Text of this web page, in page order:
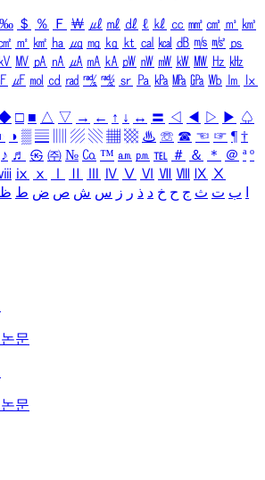
‰ ＄ ％ Ｆ ￦ ㎕ ㎖ ㎗ ℓ ㎘ ㏄ ㎣ ㎤ ㎥ ㎦
㎡ ㎢ ㏊ ㎍ ㎎ ㎏ ㏏ ㎈ ㎉ ㏈ ㎧ ㎨ ㎰
㎸ ㎹ ㎀ ㎁ ㎂ ㎃ ㎄ ㎺ ㎻ ㎽ ㎾ ㎿ ㎐ ㎑
㎌ ㏖ ㏅ ㎭ ㎮ ㎯ ㏛ ㎩ ㎪ ㎫ ㎬ ㏝ ㏐
㏓
□ ■ △ ▽ → ← ↑ ↓ ↔ 〓 ◁ ◀ ▷ ▶ ♤
◑ ▒ ▤ ▨ ▧ ▦ ▩ ♨ ☏ ☎ ☜ ☞ ¶ †
♪ ♬ ㉿ ㈜ № ㏇ ™ ㏂ ㏘ ℡ ＃ ＆ ＊ ＠ ª º
ⅸ ⅹ Ⅳ Ⅴ Ⅵ Ⅶ Ⅷ Ⅸ Ⅹ
ب ت ث ج ح خ د ذ ر ز س ش ص ض ط ظ
문
문